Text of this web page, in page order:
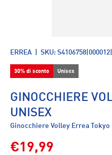
ERREA SKU:
30% di sconto Unisex
GINOCCHIERE
UNISEX
Ginocchiere Volley Errea Tokyo
€19,99